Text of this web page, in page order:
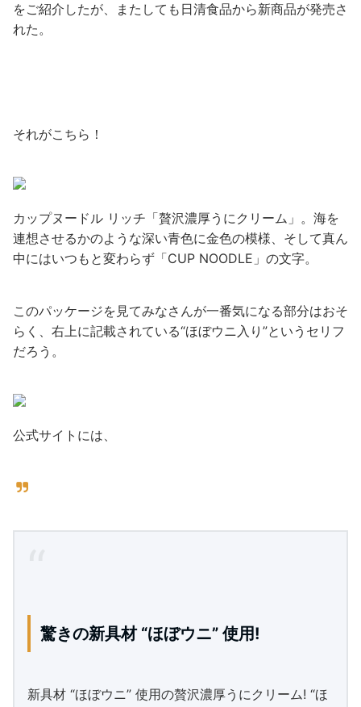
をご紹介したが、またしても日清食品から新商品が発売さ
れた。
それがこちら！
カップヌードル リッチ「贅沢濃厚うにクリーム」。海を
連想させるかのような深い青色に金色の模様、そして真ん
中にはいつもと変わらず「CUP NOODLE」の文字。
このパッケージを見てみなさんが一番気になる部分はおそ
らく、右上に記載されている“ほぼウニ入り”というセリフ
だろう。
公式サイトには、
驚きの新具材 “ほぼウニ” 使用!
新具材 “ほぼウニ” 使用の贅沢濃厚うにクリーム! “ほ